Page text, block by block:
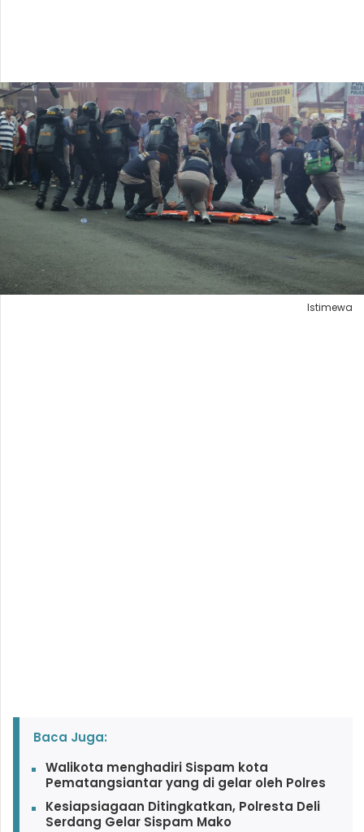
Istimewa
Baca Juga:
Walikota menghadiri Sispam kota
Pematangsiantar yang di gelar oleh Polres
Kesiapsiagaan Ditingkatkan, Polresta Deli
Serdang Gelar Sispam Mako